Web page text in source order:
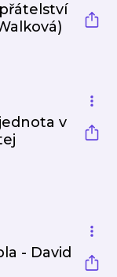
v
- David